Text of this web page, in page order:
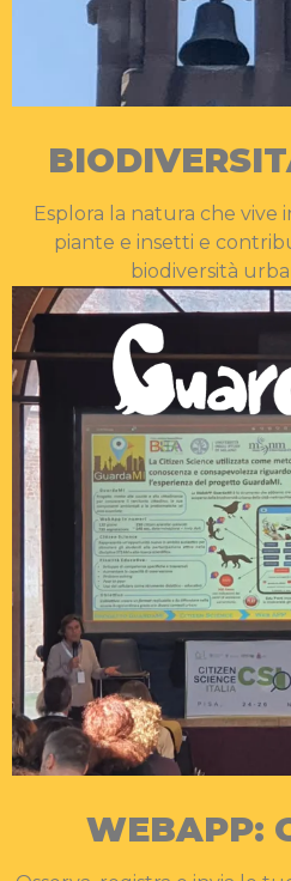
Esplora la natura che vive
piante e insetti e
biodiversità
WEBAPP: